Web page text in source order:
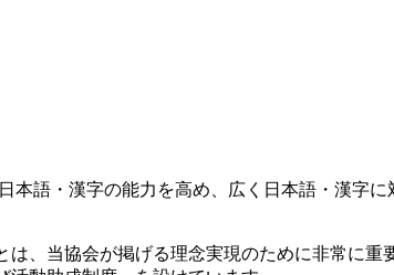
語・漢字の能力を高め、広く日本語・漢字
、当協会が掲げる理念実現のために非常に